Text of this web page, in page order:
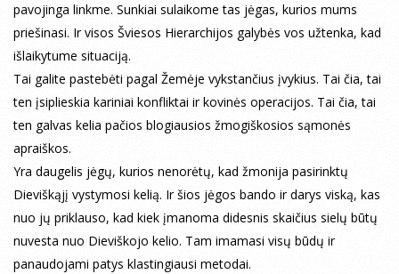
pavojinga linkme. Sunkiai sulaikome tas jėgas, kurios mums
priešinasi. Ir visos Šviesos Hierarchijos galybės vos užtenka, kad
išlaikytume situaciją.
Tai galite pastebėti pagal Žemėje vykstančius įvykius. Tai čia, tai
ten įsiplieskia kariniai konfliktai ir kovinės operacijos. Tai čia, tai
ten galvas kelia pačios blogiausios žmogiškosios sąmonės
apraiškos.
Yra daugelis jėgų, kurios nenorėtų, kad žmonija pasirinktų
Dieviškąjį vystymosi kelią. Ir šios jėgos bando ir darys viską, kas
nuo jų priklauso, kad kiek įmanoma didesnis skaičius sielų būtų
nuvesta nuo Dieviškojo kelio. Tam imamasi visų būdų ir
panaudojami patys klastingiausi metodai.